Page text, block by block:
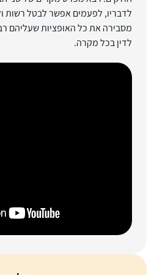
לדבריו, לפעמים אפשר לבטל רשות
מסבירה את כל האופציות שעליהם
לדין בכל מקרה.